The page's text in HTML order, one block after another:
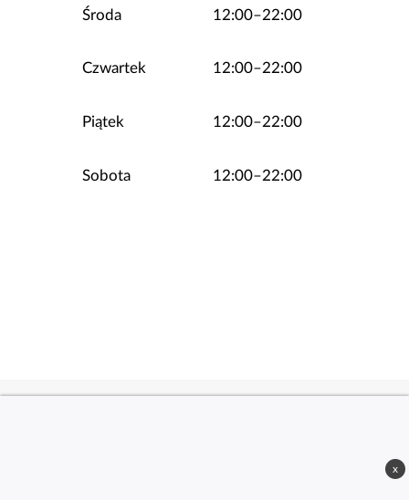
Środa 12:00–22:00
Czwartek 12:00–22:00
Piątek 12:00–22:00
Sobota 12:00–22:00
x